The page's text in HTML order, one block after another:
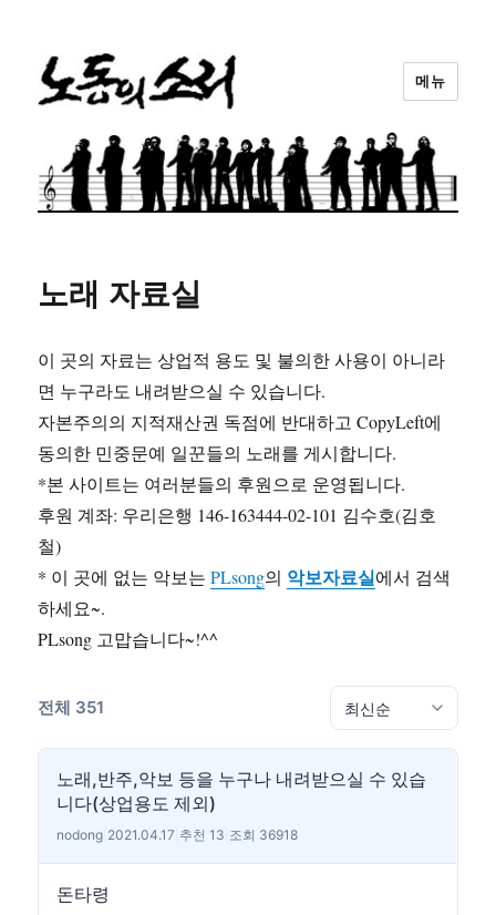
노동의소리
메뉴
노래 자료실
이 곳의 자료는 상업적 용도 및 불의한 사용이 아니라
면 누구라도 내려받으실 수 있습니다.
자본주의의 지적재산권 독점에 반대하고 CopyLeft에
동의한 민중문예 일꾼들의 노래를 게시합니다.
*본 사이트는 여러분들의 후원으로 운영됩니다.
후원 계좌: 우리은행 146-163444-02-101 김수호(김호
철)
* 이 곳에 없는 악보는PLsong의 악보자료실에서 검색
하세요~.
PLsong 고맙습니다~!^^
전체 351
노래,반주,악보 등을 누구나 내려받으실 수 있습
니다(상업용도 제외)
nodong 2021.04.17 추천 13 조회 36918
돈타령